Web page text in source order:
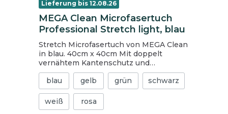
Lieferung bis 12.08.26
MEGA Clean Microfasertuch
Professional Stretch light, blau
Stretch Microfasertuch von MEGA Clean
in blau. 40cm x 40cm Mit doppelt
vernähtem Kantenschutz und
zusätzlichem Qualitäts-Einfassband
Hohe Lebensdauer Mega Aufnahmekraft
von Schmutz und Flüssigkeit Silikonfrei
Waschmaschinenfest bis 95°
Trocknergeeignet 80 % Polyester / 20 %
blau gelb grün schwarz
weiß rosa